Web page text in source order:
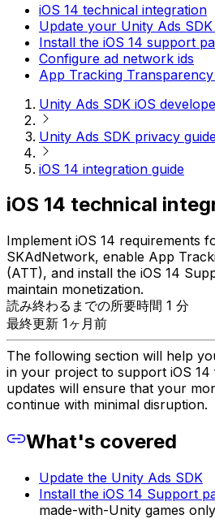
iOS 14 technical integration
Update your Unity Ads
Install the iOS 14 support
Configure ad network ids
App Tracking
Unity Ads SDK iOS
Unity Ads SDK privacy
iOS 14 integration guide
iOS 14 technical
Implement iOS 14 requirements
SKAdNetwork, enable App
(ATT), and install the iOS 14
maintain monetization.
読み終わるまでの所要時間 1 分
最終更新 1ヶ月前
The following section will help
in your project to support iOS 14
updates will ensure that your
continue with minimal disruption.
What's covered
Update the Unity Ads SDK
Install the iOS 14 Support
made-with-Unity games